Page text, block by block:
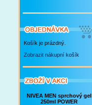
Košík je prázdný.
Zobrazit nákupní košík
NIVEA MEN sprchový gel
250ml POWER